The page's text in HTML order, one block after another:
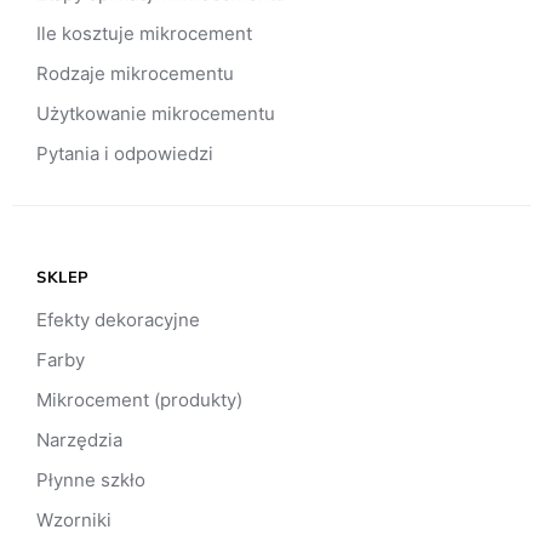
Ile kosztuje mikrocement
Rodzaje mikrocementu
Użytkowanie mikrocementu
Pytania i odpowiedzi
SKLEP
Efekty dekoracyjne
Farby
Mikrocement (produkty)
Narzędzia
Płynne szkło
Wzorniki